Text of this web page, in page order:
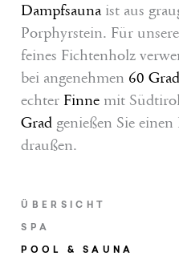
ÜBERSICHT
SPA
POOL & SAUNA
Dampfsauna ist aus
Porphyrstein. Für
feines Fichtenholz
bei angenehmen 60 Grad
echter Finne mit
Grad genießen Sie
draußen.